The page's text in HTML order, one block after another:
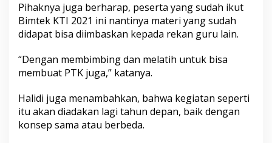
Pihaknya juga berharap, peserta yang sudah ikut
Bimtek KTI 2021 ini nantinya materi yang sudah
didapat bisa diimbaskan kepada rekan guru lain.
“Dengan membimbing dan melatih untuk bisa
membuat PTK juga,” katanya.
Halidi juga menambahkan, bahwa kegiatan seperti
itu akan diadakan lagi tahun depan, baik dengan
konsep sama atau berbeda.